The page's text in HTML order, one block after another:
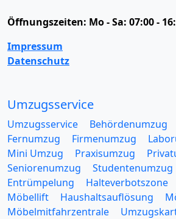
Öffnungszeiten: Mo - Sa: 07:00 -
Impressum
Datenschutz
Umzugsservice
Umzugsservice Behördenumzug
Fernumzug
Firmenumzug
Mini Umzug
Praxisumzug
Seniorenumzug
Studentenumzug
Entrümpelung
Halteverbotszone
Möbellift
Haushaltsauflösung
Möbelmitfahrzentrale